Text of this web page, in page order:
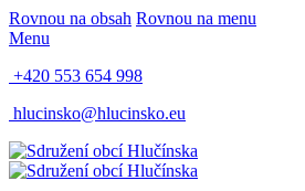
Rovnou na obsah Rovnou na menu
Menu
+420 553 654 998
hlucinsko@hlucinsko.eu